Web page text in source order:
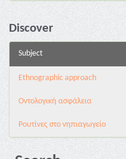
Discover
Subject
Ethnographic approach
Oντολογική ασφάλεια
Pουτίνες στο νηπιαγωγείο